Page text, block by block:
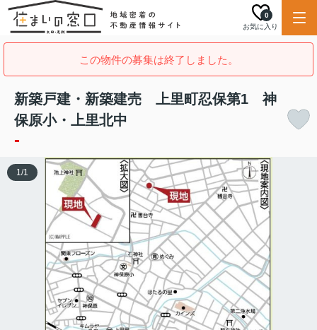
お気に入り
0
この物件の募集は終了しました。
新築戸建・新築建売 上里町忍保第1 神
保原小・上里北中
-
1/1